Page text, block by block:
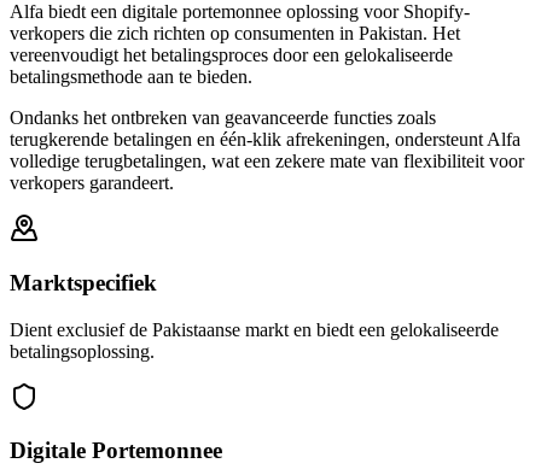
Alfa biedt een digitale portemonnee oplossing voor Shopify-
verkopers die zich richten op consumenten in Pakistan. Het
vereenvoudigt het betalingsproces door een gelokaliseerde
betalingsmethode aan te bieden.
Ondanks het ontbreken van geavanceerde functies zoals
terugkerende betalingen en één-klik afrekeningen, ondersteunt Alfa
volledige terugbetalingen, wat een zekere mate van flexibiliteit voor
verkopers garandeert.
Marktspecifiek
Dient exclusief de Pakistaanse markt en biedt een gelokaliseerde
betalingsoplossing.
Digitale Portemonnee